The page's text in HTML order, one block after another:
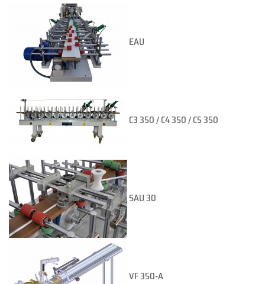
EAU
C3 350 / C4 350 / C5 350
SAU 30
VF 350-A